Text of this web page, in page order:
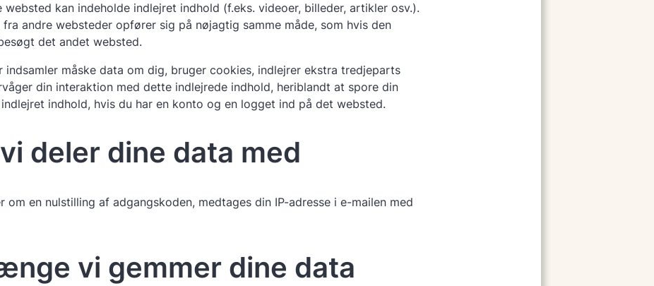
kan indeholde indlejret indhold (f.eks. videoer, billeder, artikler osv.).
andre websteder opfører sig på nøjagtig samme måde, som hvis den
det andet websted.
indsamler måske data om dig, bruger cookies, indlejrer ekstra tredjeparts
din interaktion med dette indlejrede indhold, heriblandt at spore din
indhold, hvis du har en konto og en logget ind på det websted.
deler dine data med
om en nulstilling af adgangskoden, medtages din IP-adresse i e-mailen med
vi gemmer dine data